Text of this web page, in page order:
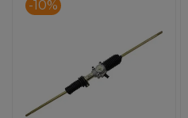
-10%